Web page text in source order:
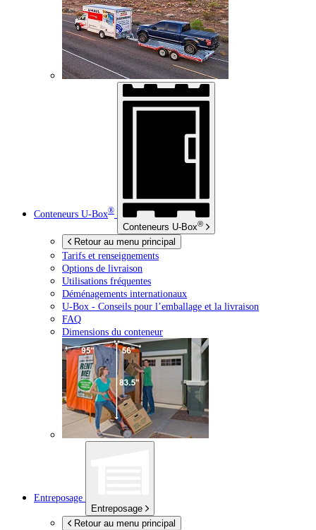
Conteneurs U-Box®
Conteneurs U-Box®
Retour au menu principal
Tarifs et renseignements
Options de livraison
Utilisations fréquentes
Déménagements internationaux
U-Box - Conseils pour l’emballage et la livraison
FAQ
Dimensions du conteneur
Entreposage
Entreposage
Retour au menu principal